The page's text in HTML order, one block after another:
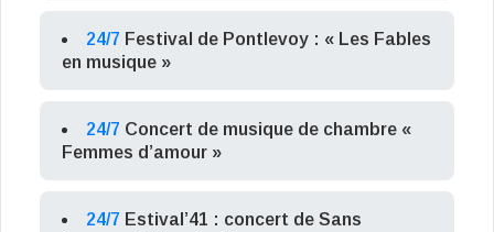
24/7 Festival de Pontlevoy : « Les Fables
en musique »
24/7 Concert de musique de chambre «
Femmes d’amour »
24/7 Estival’41 : concert de Sans